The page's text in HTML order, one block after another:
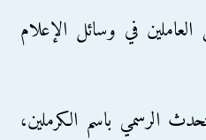
متنها أيضًا 9 من العاملين في وسائل الإعلام
الرسمي باسم الكرملين،